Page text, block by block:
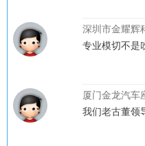
[2026-8-8]东莞市福实
[2026-8-8]冠溢精密
[2026-8-8]明泽资本
[2026-8-8]明泽资本